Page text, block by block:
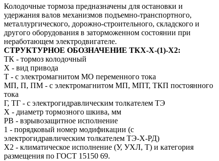
Колодочные тормоза предназначены для остановки и
удержания валов механизмов подъемно-транспортного,
металлургического, дорожно-строительного, складского и
другого оборудования в заторможенном состоянии при
неработающем электродвигателе.
СТРУКТУРНОЕ ОБОЗНАЧЕНИЕ ТКХ-Х-(1)-Х2:
ТК - тормоз колодочный
Х - вид привода
Т - с электромагнитом МО переменного тока
МП, П, ПМ - с электромагнитом МП, МПТ, ТКП постоянного
тока
Г, ТГ - с электрогидравлическим толкателем ТЭ
Х - диаметр тормозного шкива, мм
РВ - взрывозащитное исполнение
1 - порядковый номер модификации (с
электрогидравлическим толкателем ТЭ-Х-РД)
Х2 - климатическое исполнение (У, УХЛ, Т) и категория
размещения по ГОСТ 15150 69.